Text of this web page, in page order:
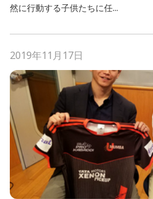
然に行動する子供たちに任...
2019年11月17日